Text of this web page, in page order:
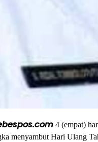
4 (empat)
menyambut Hari Ulang